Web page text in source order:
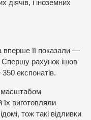
діячів, і іноземних
вперше її показали —
рахунок ішов
експонатів.
масштабом
їх виготовляли
тож такі відливки